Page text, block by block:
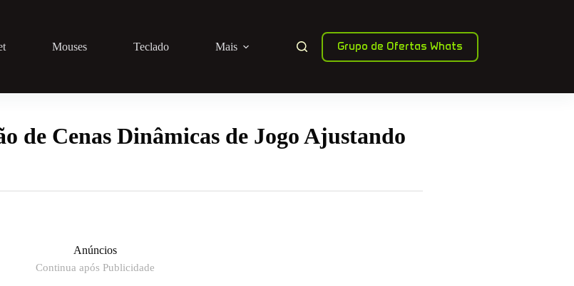
Mouses Teclado Mais Grupo de Ofertas Whats
de Cenas Dinâmicas de Jogo Ajustando
Anúncios
Continua após Publicidade